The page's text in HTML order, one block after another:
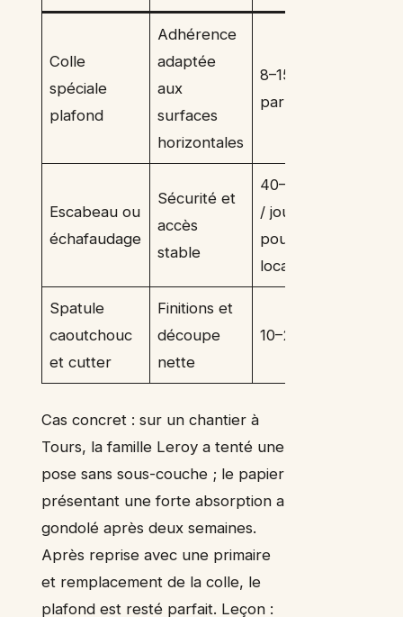
Colle
spéciale
plafond
Adhérence
adaptée
aux
surfaces
horizontales
8–15 €
par pot
Escabeau ou
échafaudage
Sécurité et
accès
stable
40–80 €
/ jour
pour
location
Spatule
caoutchouc
et cutter
Finitions et
découpe
nette
10–25 €
Cas concret : sur un chantier à
Tours, la famille Leroy a tenté une
pose sans sous-couche ; le papier
présentant une forte absorption a
gondolé après deux semaines.
Après reprise avec une primaire
et remplacement de la colle, le
plafond est resté parfait. Leçon :